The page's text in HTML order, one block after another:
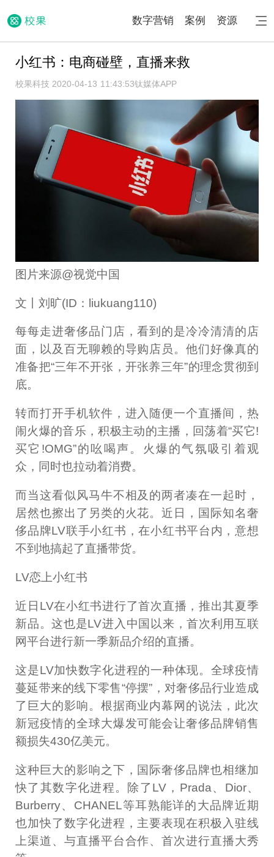
数字营销 案例 资源
小红书：电商碰壁，直播来救
校果科技 2020-04-13 11:43:53钛媒体APP
图片来源@视觉中国
文丨刘旷(ID：liukuang110)
每每走进奢侈品门店，看到的是冷冷清清的店
面，以及百无聊赖的导购店员。他们好像真的
准备把“三年不开张，开张养三年”的理念贯彻到
底。
转而打开手机软件，进入随便一个直播间，热
闹火爆的音乐，积极主动的主播，回荡着“买它!
买它!OMG”的吆喝声。火爆的气氛吸引着观
众，同时也拉动着消费。
而当这看似风马牛不相及的两者凑在一起时，
居然也擦出了另类的火花。近日，国际知名奢
侈品牌LV联手小红书，在小红书平台内，意想
不到地搞起了直播带货。
LV恋上小红书
近日LV在小红书进行了首次直播，推出其夏季
新品。这也是LV进入中国以来，首次利用互联
网平台进行新一季新品介绍的直播。
这是LV加快数字化进程的一种体现。全球疫情
蔓延带来的线下零售“停摆”，对奢侈品行业造成
了巨大的影响。根据商业内幕网的说法，此次
新冠疫情的全球大爆发可能会让奢侈品牌销售
额损失430亿美元。
这种巨大的影响之下，国际奢侈品牌也相继加
快了其数字化进程。除了LV，Prada、Dior、
Burberry、CHANEL等耳熟能详的大品牌近期
也加快了数字化进程，主要表现在积极入驻线
上渠道、与直播平台合作、首次进行直播大秀